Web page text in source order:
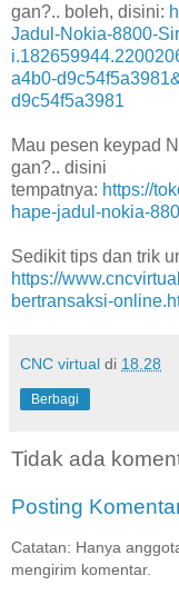
gan?.. boleh, disini:
Jadul-Nokia-8800-
a4b0-
d9c54f5a3981
Mau pesen keypad
gan?.. disini
tempatnya: https://
hape-jadul-nokia-
Sedikit tips dan trik
https://
bertransaksi-
CNC virtual di 18.28
Berbagi
Tidak ada
Posting
Catatan: Hanya
mengirim komentar.